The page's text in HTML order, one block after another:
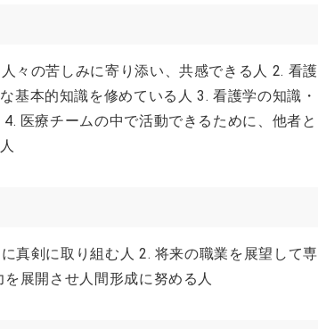
々の苦しみに寄り添い、共感できる人 2. 看護
基本的知識を修めている人 3. 看護学の知識・
医療チームの中で活動できるために、他者と
真剣に取り組む人 2. 将来の職業を展望して専
展開させ人間形成に努める人